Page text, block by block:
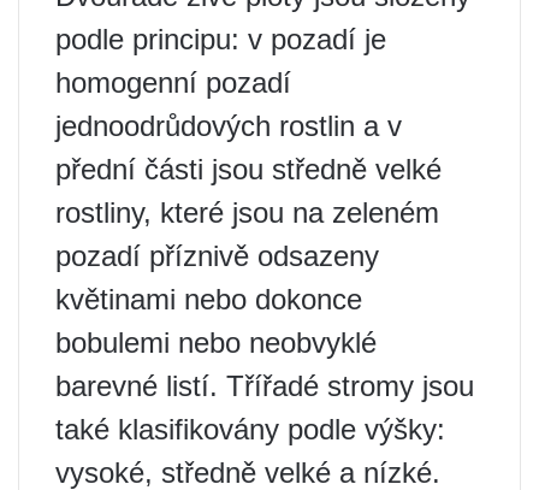
podle principu: v pozadí je
homogenní pozadí
jednoodrůdových rostlin a v
přední části jsou středně velké
rostliny, které jsou na zeleném
pozadí příznivě odsazeny
květinami nebo dokonce
bobulemi nebo neobvyklé
barevné listí. Třířadé stromy jsou
také klasifikovány podle výšky:
vysoké, středně velké a nízké.